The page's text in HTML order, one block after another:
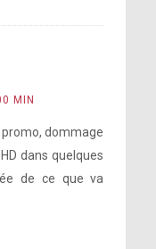
MIN
promo, dommage
dans quelques
de ce que va